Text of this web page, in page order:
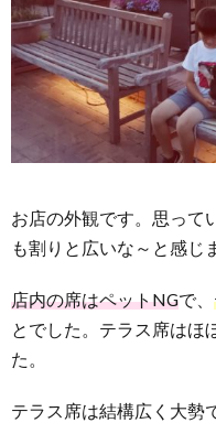
お店の外観です。思って
も割りと広いな～と感じ
店内の席はペットNGで、
とでした。テラス席はほ
た。
テラス席は結構広く大勢